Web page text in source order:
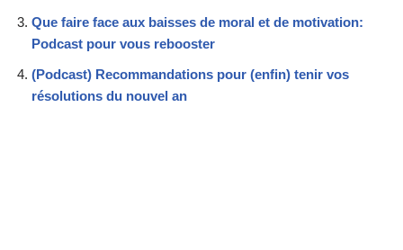
Que faire face aux baisses de moral et de motivation:
Podcast pour vous rebooster
(Podcast) Recommandations pour (enfin) tenir vos
résolutions du nouvel an